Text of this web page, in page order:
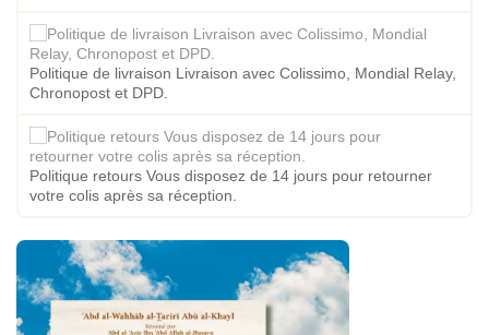
Politique de livraison Livraison avec Colissimo, Mondial Relay,
Chronopost et DPD.
Politique retours Vous disposez de 14 jours pour retourner
votre colis après sa réception.